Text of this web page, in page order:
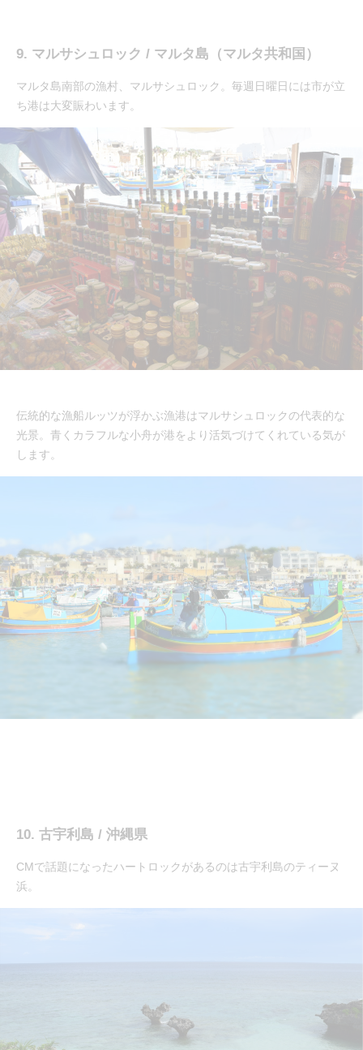
9. マルサシュロック / マルタ島（マルタ共和国）
マルタ島南部の漁村、マルサシュロック。毎週日曜日には市が立
ち港は大変賑わいます。
伝統的な漁船ルッツが浮かぶ漁港はマルサシュロックの代表的な
光景。青くカラフルな小舟が港をより活気づけてくれている気が
します。
10. 古宇利島 / 沖縄県
CMで話題になったハートロックがあるのは古宇利島のティーヌ
浜。